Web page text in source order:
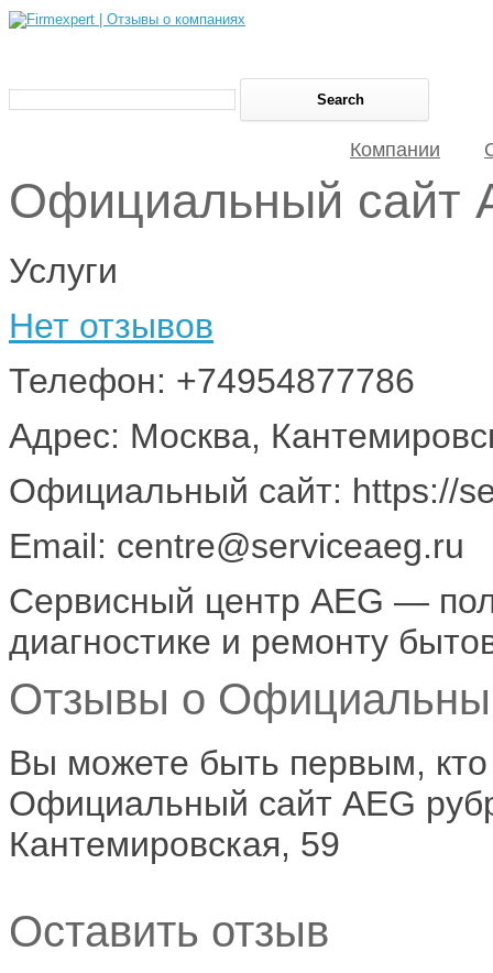
Компании
Официальный сайт
Услуги
Нет отзывов
Телефон: +74954877786
Адрес: Москва,
Официальный сайт: https://
Email: centre@serviceaeg.ru
Сервисный центр AEG —
диагностике и ремонту
Отзывы о
Вы можете быть первым,
Официальный сайт AEG
Кантемировская, 59
Оставить отзыв